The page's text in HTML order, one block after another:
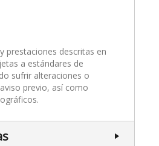
prestaciones descritas en
a estándares de
sufrir alteraciones o
previo, así como